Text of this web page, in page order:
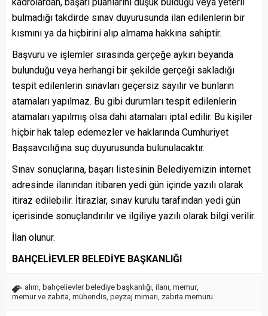
kadrolardan, başarı puanlarını düşük bulduğu veya yeterli
bulmadığı takdirde sınav duyurusunda ilan edilenlerin bir
kısmını ya da hiçbirini alıp almama hakkına sahiptir.
Başvuru ve işlemler sırasında gerçeğe aykırı beyanda
bulunduğu veya herhangi bir şekilde gerçeği sakladığı
tespit edilenlerin sınavları geçersiz sayılır ve bunların
atamaları yapılmaz. Bu gibi durumları tespit edilenlerin
atamaları yapılmış olsa dahi atamaları iptal edilir. Bu kişiler
hiçbir hak talep edemezler ve haklarında Cumhuriyet
Başsavcılığına suç duyurusunda bulunulacaktır.
Sınav sonuçlarına, başarı listesinin Belediyemizin internet
adresinde ilanından itibaren yedi gün içinde yazılı olarak
itiraz edilebilir. İtirazlar, sınav kurulu tarafından yedi gün
içerisinde sonuçlandırılır ve ilgiliye yazılı olarak bilgi verilir.
İlan olunur.
BAHÇELİEVLER BELEDİYE BAŞKANLIĞI
alım, bahçelievler belediye başkanlığı, ilanı, memur,
memur ve zabıta, mühendis, peyzaj mimarı, zabıta memuru